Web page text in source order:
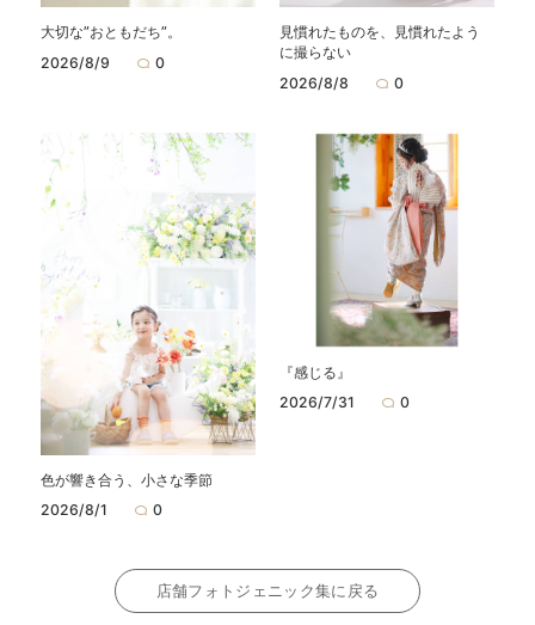
大切な”おともだち”。
2026/8/9
0
見慣れたものを、見慣れたよう
に撮らない
2026/8/8
0
色が響き合う、小さな季節
2026/8/1
0
『感じる』
2026/7/31
0
店舗フォトジェニック集に戻る